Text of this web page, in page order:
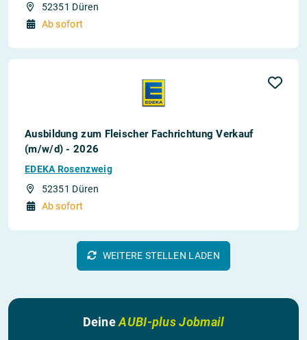
52351 Düren
Ab sofort
Ausbildung zum Fleischer Fachrichtung Verkauf
(m/w/d) - 2026
EDEKA Rosenzweig
52351 Düren
Ab sofort
WEITERE STELLEN LADEN
DeineAUBI-plus Jobmail